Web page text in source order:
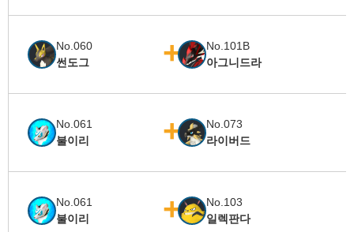
No.060
썬도그
No.101B
아그니드라
No.061
불이리
No.073
라이버드
No.061
불이리
No.103
일렉판다